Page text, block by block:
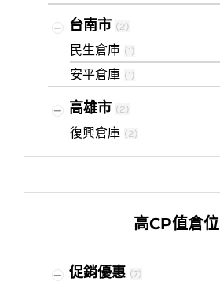
台南市 (2)
民生倉庫 (1)
安平倉庫 (1)
高雄市 (2)
復興倉庫 (2)
高CP值倉位
促銷優惠 (7)